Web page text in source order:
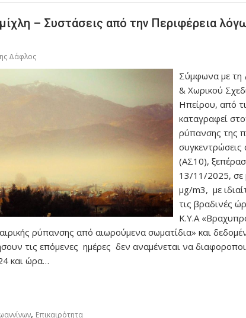
– Συστάσεις από την Περιφέρεια
Δάφλος
Σύμφωνα με τη
& Χωρικού
Ηπείρου, από
καταγραφεί
ρύπανσης της
(ΑΣ10),
13/11/2025, σε
μg/m3, με
τις βραδινές
Κ.Υ.Α
ρύπανσης από αιωρούμενα σωματίδια» και
τις επόμενες ημέρες δεν αναμένεται να
και ώρα…
, Επικαιρότητα